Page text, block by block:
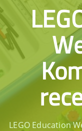
LEGO Education